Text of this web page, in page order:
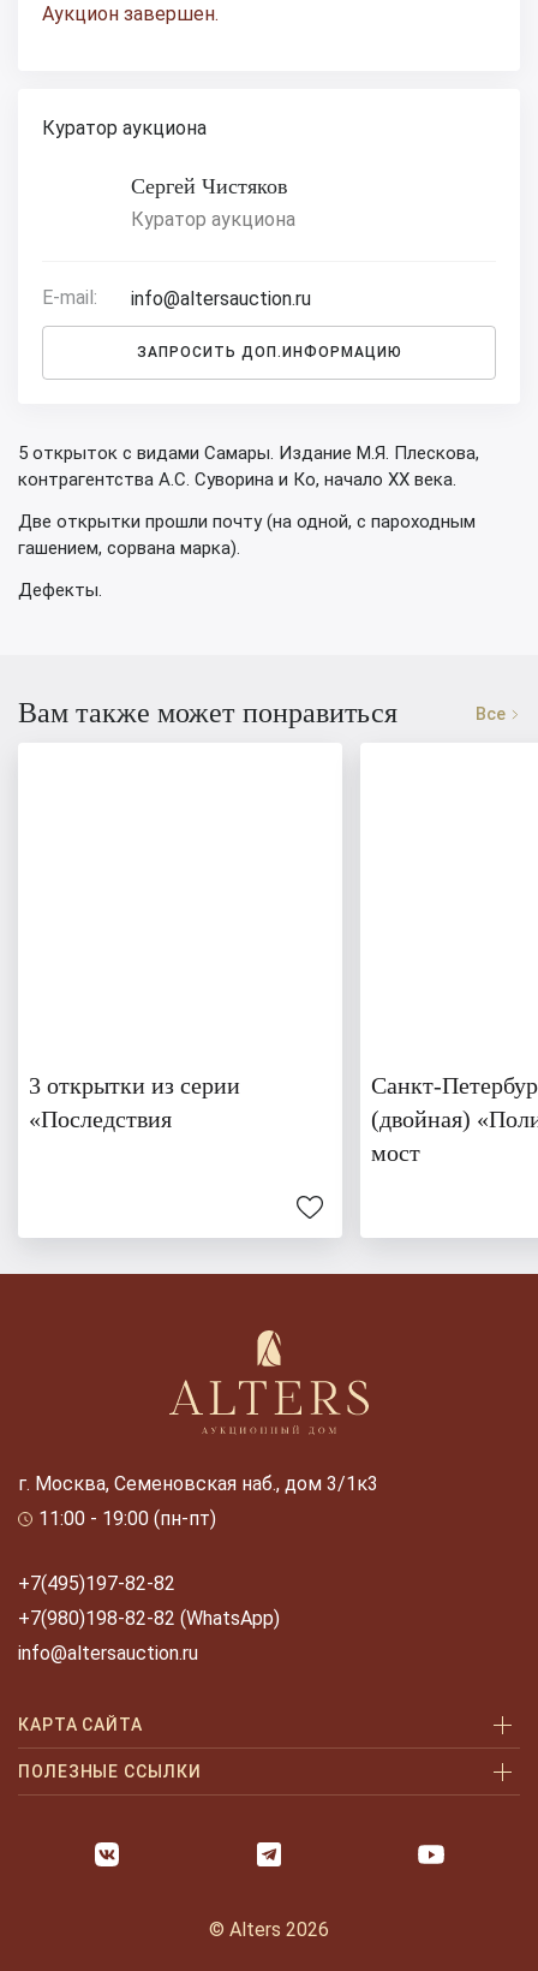
Аукцион завершен.
Куратор аукциона
Сергей Чистяков
Куратор аукциона
E-mail: info@altersauction.ru
ЗАПРОСИТЬ ДОП.ИНФОРМАЦИЮ
5 открыток с видами Самары. Издание М.Я. Плескова,
контрагентства А.С. Суворина и Ко, начало XX века.
Две открытки прошли почту (на одной, с пароходным
гашением, сорвана марка).
Дефекты.
Вам также может понравиться Все
3 открытки из серии
«Последствия
Санкт-
(двойная)
мост
г. Москва, Семеновская наб., дом 3/1к3
11:00 - 19:00 (пн-пт)
+7(495)197-82-82
+7(980)198-82-82 (WhatsApp)
info@altersauction.ru
КАРТА САЙТА
Аукционы
Как продать
ПОЛЕЗНЫЕ ССЫЛКИ
Оплата и доставка
Часто задаваемые вопросы
© Alters 2026